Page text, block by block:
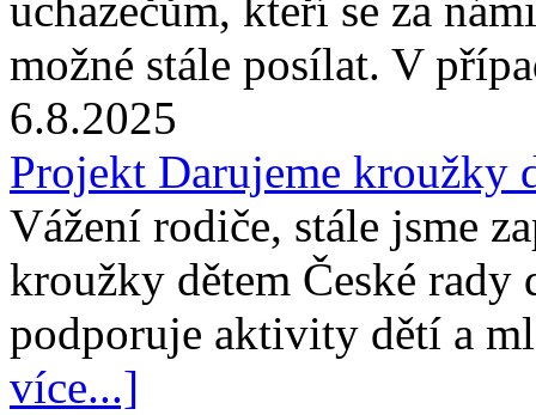
možné stále posílat. V
6.8.2025
Projekt Darujeme kroužky
Vážení rodiče, stále jsme
kroužky dětem České
podporuje aktivity dětí a
více...]